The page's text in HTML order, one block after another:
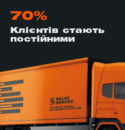
70%
Клієнтів стають
постійними